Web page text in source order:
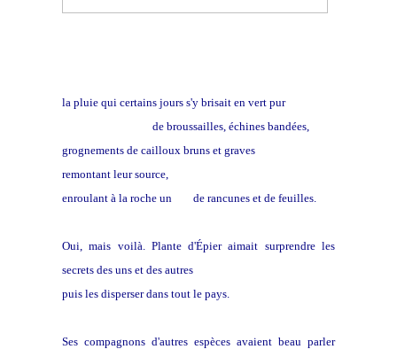
la pluie qui certains jours s'y brisait en vert pur
de broussailles, échines bandées,
grognements de cailloux bruns et graves
remontant leur source,
enroulant à la roche un
de rancunes et de feuilles.
Oui, mais voilà. Plante d'Épier aimait surprendre les
secrets des uns et des autres
puis les disperser dans tout le pays.
Ses compagnons d'autres espèces avaient beau parler